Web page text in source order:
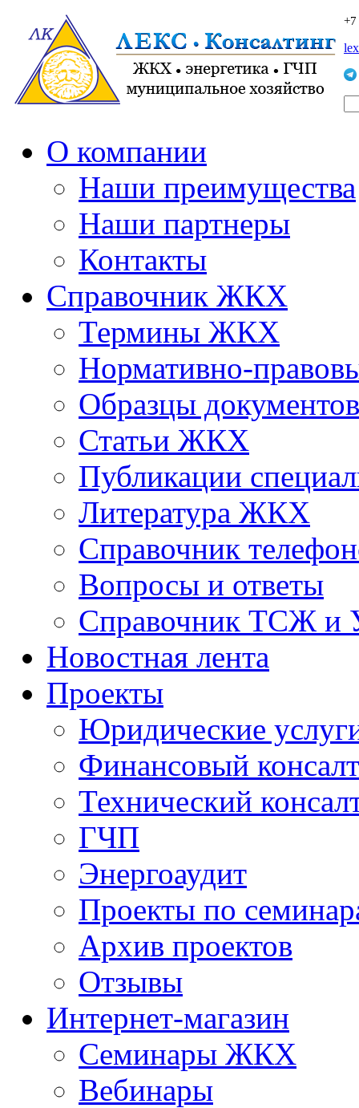
О компании
Наши преимущества
Наши партнеры
Контакты
Справочник ЖКХ
Термины ЖКХ
Нормативно-
Образцы документов
Статьи ЖКХ
Публикации
Литература ЖКХ
Справочник
Вопросы и ответы
Справочник ТСЖ и
Новостная лента
Проекты
Юридические
Финансовый
Технический
ГЧП
Энергоаудит
Проекты по
Архив проектов
Отзывы
Интернет-магазин
Семинары ЖКХ
Вебинары